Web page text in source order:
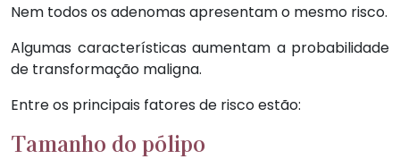
Nem todos os adenomas apresentam o mesmo risco.
Algumas características aumentam a probabilidade
de transformação maligna.
Entre os principais fatores de risco estão:
Tamanho do pólipo